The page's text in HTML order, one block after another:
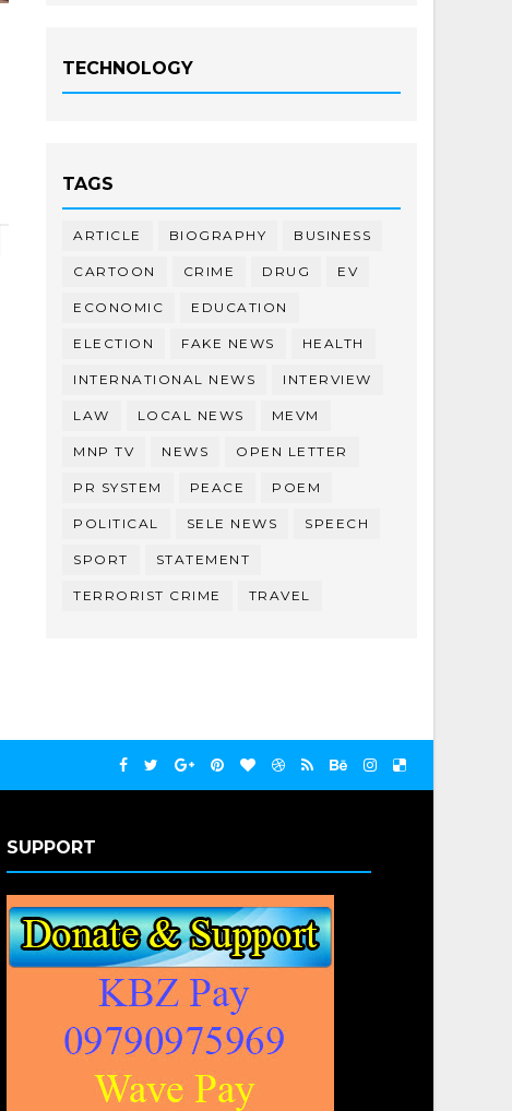
TECHNOLOGY
TAGS
ARTICLE BIOGRAPHY BUSINESS
CARTOON CRIME DRUG EV
ECONOMIC EDUCATION
ELECTION FAKE NEWS HEALTH
INTERNATIONAL NEWS INTERVIEW
LAW LOCAL NEWS MEVM
MNP TV NEWS OPEN LETTER
PR SYSTEM PEACE POEM
POLITICAL SELE NEWS SPEECH
SPORT STATEMENT
TERRORIST CRIME TRAVEL
SUPPORT